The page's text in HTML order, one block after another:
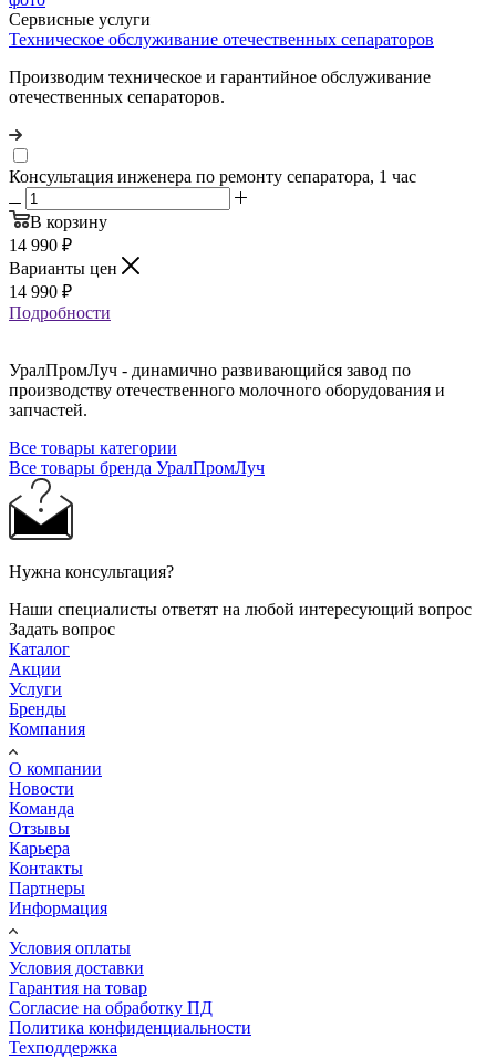
Сервисные услуги
Техническое обслуживание отечественных сепараторов
Производим техническое и гарантийное обслуживание
отечественных сепараторов.
Консультация инженера по ремонту сепаратора, 1 час
В корзину
14 990 ₽
Варианты цен
14 990 ₽
Подробности
УралПромЛуч - динамично развивающийся завод по
производству отечественного молочного оборудования и
запчастей.
Все товары категории
Все товары бренда УралПромЛуч
Нужна консультация?
Наши специалисты ответят на любой интересующий вопрос
Задать вопрос
Каталог
Акции
Услуги
Бренды
Компания
О компании
Новости
Команда
Отзывы
Карьера
Контакты
Партнеры
Информация
Условия оплаты
Условия доставки
Гарантия на товар
Согласие на обработку ПД
Политика конфиденциальности
Техподдержка